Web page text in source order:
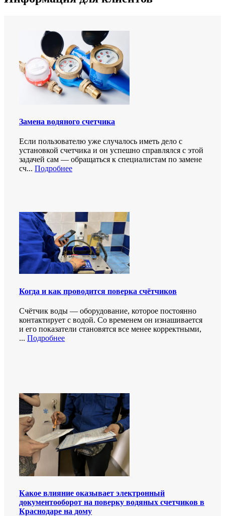
Замена водяного счетчика
Если пользователю уже случалось иметь дело с
установкой счетчика и он успешно справлялся с этой
задачей сам — обращаться к специалистам по замене
сч... Подробнее
Когда и как проводится поверка счётчиков
Счётчик воды — оборудование, которое постоянно
контактирует с водой. Со временем он изнашивается
и его показатели становятся все менее корректными,
... Подробнее
Какое влияние оказывает электронный
документооборот на поверку водяных счетчиков в
Краснодаре на дому